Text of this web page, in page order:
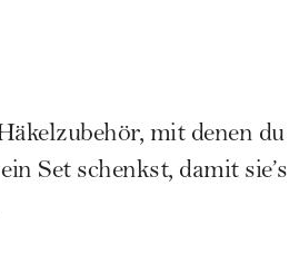
mit denen du
Set schenkst, damit sie’s